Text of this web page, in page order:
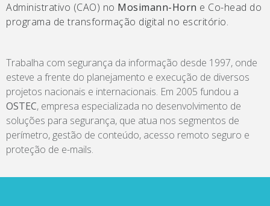
Administrativo (CAO) no Mosimann-Horn e Co-head do
programa de transformação digital no escritório.
Trabalha com segurança da informação desde 1997, onde
esteve a frente do planejamento e execução de diversos
projetos nacionais e internacionais. Em 2005 fundou a
OSTEC, empresa especializada no desenvolvimento de
soluções para segurança, que atua nos segmentos de
perímetro, gestão de conteúdo, acesso remoto seguro e
proteção de e-mails.